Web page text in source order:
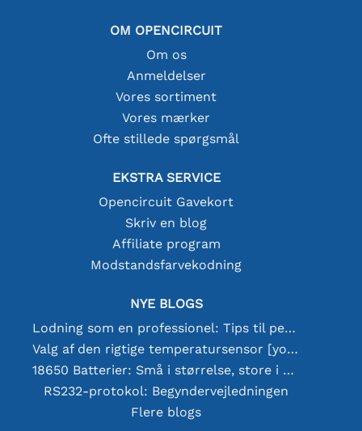
OM OPENCIRCUIT
Om os
Anmeldelser
Vores sortiment
Vores mærker
Ofte stillede spørgsmål
EKSTRA SERVICE
Opencircuit Gavekort
Skriv en blog
Affiliate program
Modstandsfarvekodning
NYE BLOGS
Lodning som en professionel: Tips til perfekte elektroniske forbindelser
Valg af den rigtige temperatursensor [youtube]
18650 Batterier: Små i størrelse, store i ydeevne
RS232-protokol: Begyndervejledningen
Flere blogs